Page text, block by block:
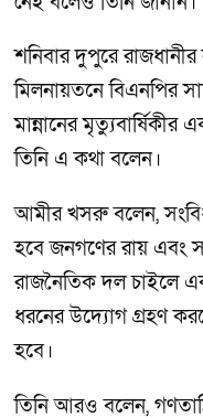
শনিবার দুপুরে
মিলনায়তনে বিএনপির
মান্নানের
তিনি এ কথা বলেন।
আমীর খসরু বলেন,
হবে জনগণের রায় এবং
রাজনৈতিক দল চাইলে
ধরনের উদ্যোগ গ্রহণ
হবে।
তিনি আরও বলেন,